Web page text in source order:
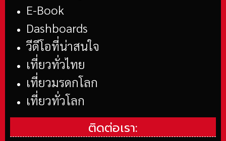
E-Book
Dashboards
วีดีโอที่น่าสนใจ
เที่ยวทั่วไทย
เที่ยวมรดกโลก
เที่ยวทั่วโลก
ติดต่อเรา: